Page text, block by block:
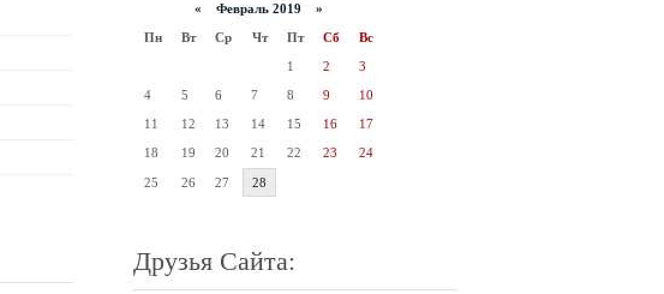
« Февраль 2019 »
Пн
Вт Ср Чт Пт Сб
Вс
1
2
3
4
5 6 7 8 9
10
11
12 13 14 15 16
17
18
19 20 21 22 23 24
25 26 27 28
Друзья Сайта: